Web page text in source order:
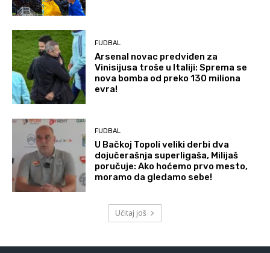
FUDBAL
Arsenal novac predviđen za
Vinisijusa troše u Italiji: Sprema se
nova bomba od preko 130 miliona
evra!
FUDBAL
U Bačkoj Topoli veliki derbi dva
dojučerašnja superligaša, Milijaš
poručuje: Ako hoćemo prvo mesto,
moramo da gledamo sebe!
Učitaj još